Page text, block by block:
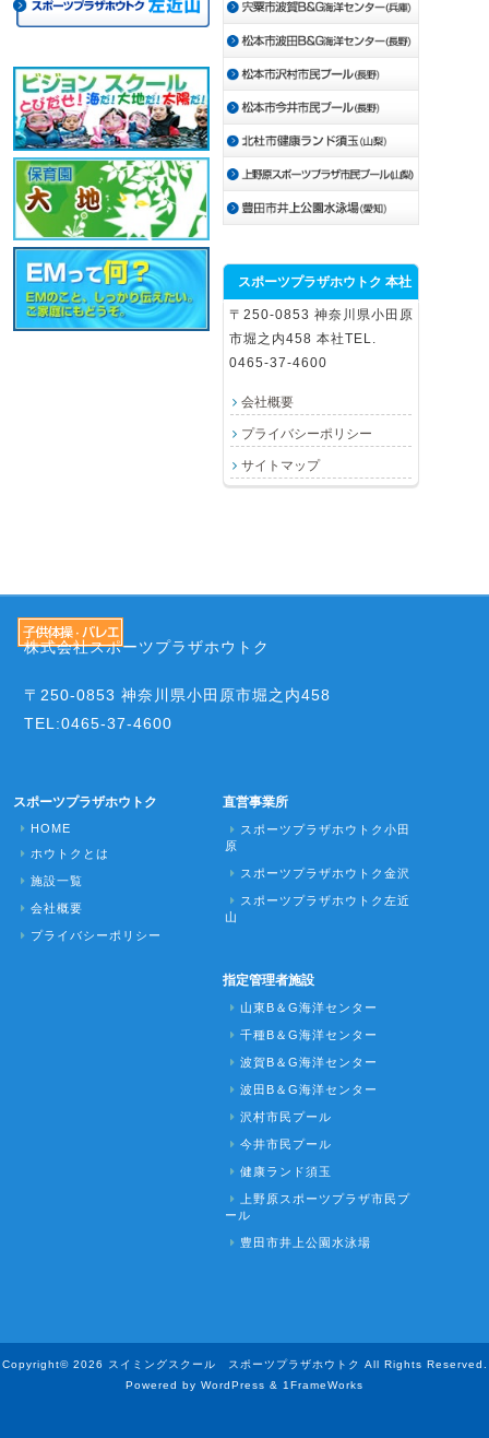
スポーツプラザホウトク 本社
〒250-0853 神奈川県小田原
市堀之内458 本社TEL.
0465-37-4600
会社概要
プライバシーポリシー
サイトマップ
株式会社スポーツプラザホウトク
〒250-0853 神奈川県小田原市堀之内458
TEL:0465-37-4600
スポーツプラザホウトク
HOME
ホウトクとは
施設一覧
会社概要
プライバシーポリシー
直営事業所
スポーツプラザホウトク小田
原
スポーツプラザホウトク金沢
スポーツプラザホウトク左近
山
指定管理者施設
山東B＆G海洋センター
千種B＆G海洋センター
波賀B＆G海洋センター
波田B＆G海洋センター
沢村市民プール
今井市民プール
健康ランド須玉
上野原スポーツプラザ市民プ
ール
豊田市井上公園水泳場
Copyright© 2026 スイミングスクール スポーツプラザホウトク All Rights Reserved.
Powered by WordPress & 1FrameWorks